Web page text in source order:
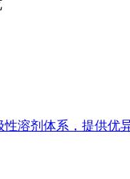
溶剂体系，提供优